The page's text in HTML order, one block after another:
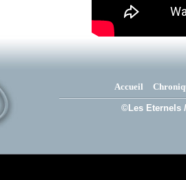
Accueil
©Les Eternels